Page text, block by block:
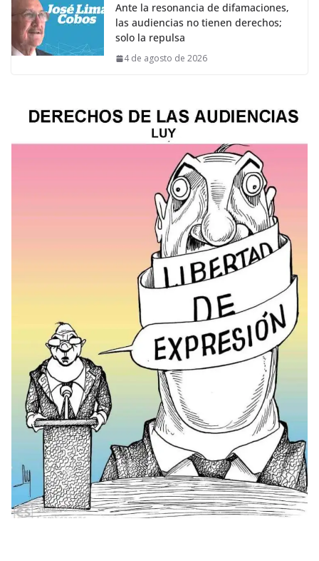
Ante la resonancia de difamaciones,
las audiencias no tienen derechos;
solo la repulsa
4 de agosto de 2026